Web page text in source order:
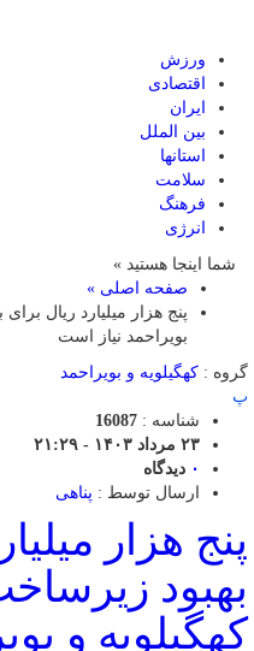
ورزش
اقتصادی
ایران
بین الملل
استانها
سلامت
فرهنگ
انرژی
شما اینجا هستید »
صفحه اصلی »
پنج هزار میلیارد ریال
بویراحمد نیاز است
گروه : کهگیلویه و بویراحمد
پ
شناسه : 16087
۲۳ مرداد ۱۴۰۳ - ۲۱:۲۹
۰ دیدگاه
ارسال توسط : پناهی
پنج هزار
بهبود
کهگیلویه و